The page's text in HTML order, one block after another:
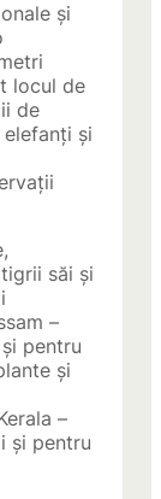
și
locul de
de
și
săi și
–
pentru
și
–
și pentru